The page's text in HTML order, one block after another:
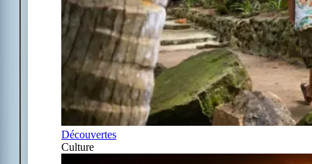
Découvertes
Culture